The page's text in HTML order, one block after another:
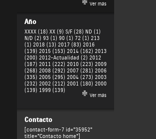
Ver más
Año
XXXX (18) XX (9) S/F (28) ND (1)
N/D (2) 93 (1) 90 (1) 72 (1) 213
(1) 2018 (13) 2017 (83) 2016
(139) 2015 (153) 2014 (162) 2013
(200) 2012-Actualidad (2) 2012
(187) 2011 (222) 2010 (223) 2009
(268) 2008 (292) 2007 (281) 2006
(335) 2005 (295) 2004 (273) 2003
(232) 2002 (212) 2001 (180) 2000
(139) 1999 (139)
Ver más
Contacto
[contact-form-7 id="35952"
title="Contacto home"]